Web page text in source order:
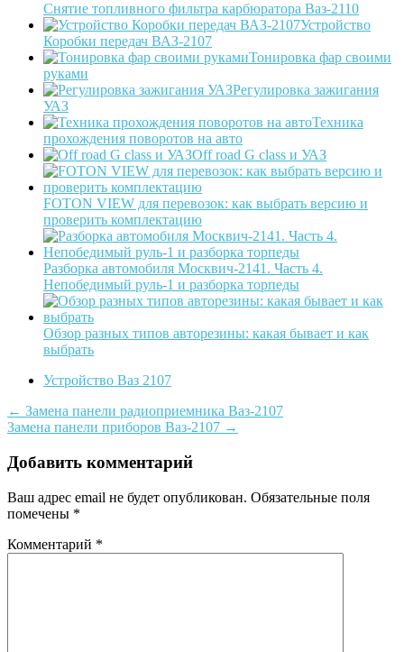
Снятие топливного фильтра карбюратора Ваз-2110
Устройство
Коробки передач ВАЗ-2107
Тонировка фар своими
руками
Регулировка зажигания
УАЗ
Техника
прохождения поворотов на авто
Off road G class и УАЗ
FOTON VIEW для перевозок: как выбрать версию и
проверить комплектацию
Разборка автомобиля Москвич-2141. Часть 4.
Непобедимый руль-1 и разборка торпеды
Обзор разных типов авторезины: какая бывает и как
выбрать
Устройство Ваз 2107
Post
navigation
← Замена панели радиоприемника Ваз-2107
Замена панели приборов Ваз-2107 →
Добавить комментарий
Ваш адрес email не будет опубликован. Обязательные поля
помечены *
Комментарий *